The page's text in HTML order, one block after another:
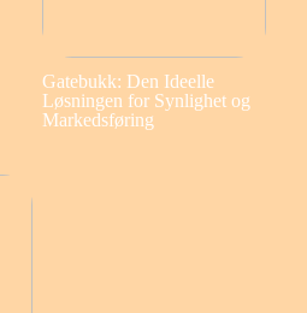
Gatebukk: Den Ideelle
Løsningen for Synlighet og
Markedsføring